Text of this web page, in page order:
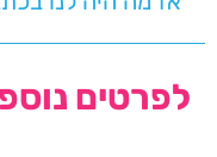
לפרטים